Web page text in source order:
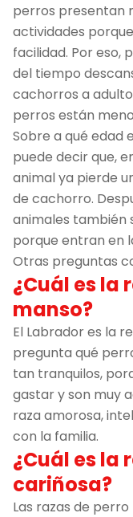
perros presentan
actividades
facilidad. Por eso,
del tiempo
cachorros a
perros están
Sobre a qué edad
puede decir que,
animal ya pierde
de cachorro.
animales también
porque entran en
Otras preguntas
¿Cuál es la
manso?
El Labrador es la
pregunta qué
tan tranquilos,
gastar y son muy
raza amorosa,
con la familia.
¿Cuál es la
cariñosa?
Las razas de